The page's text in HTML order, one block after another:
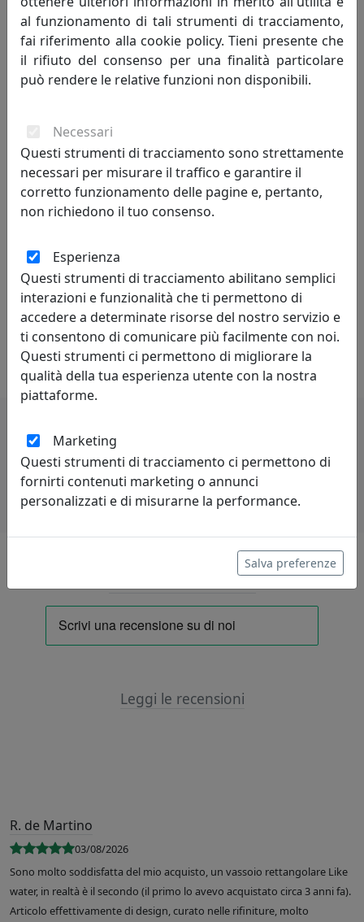
Alla base della intrapresa sono i principi ispiratori di
tutti i comportamenti: Etica ed Arte.
Etica per DE MAJO si declina innanzitutto nella volontà
possano essere dei valori e non dei limiti. Per noi l’etica
si declina anche nella cura del territorio, del benessere
di tutti, dell’aria che ci circonda, delle acque così care e
fragili dell’ ecosistema della laguna veneziana.
si fondono. Un binomio che si autoalimenta e completa,
un binomio fatto di fedeltà al rigore stilistico e libertà
interpretativa. Per noi l’Arte si articola nel bisogno di
affermare la capacità di esprimere attraverso un
semplice manufatto un concetto in grado di emanare
fascino ed emozione.
Potrebbero interessarti
Leggi le recensioni
R. de Martino
03/08/2026
Sono molto soddisfatta del mio acquisto, un vassoio rettangolare Like
water, in realtà è il secondo (il primo lo avevo acquistato circa 3 anni fa).
Articolo effettivamente di design, curato nelle rifiniture, molto
al funzionamento di tali strumenti di tracciamento,
fai riferimento alla cookie policy. Tieni presente che
il rifiuto del consenso per una finalità particolare
può rendere le relative funzioni non disponibili.
Necessari
Questi strumenti di tracciamento sono strettamente
necessari per misurare il traffico e garantire il
corretto funzionamento delle pagine e, pertanto,
non richiedono il tuo consenso.
Esperienza
Questi strumenti di tracciamento abilitano semplici
interazioni e funzionalità che ti permettono di
accedere a determinate risorse del nostro servizio e
ti consentono di comunicare più facilmente con noi.
Questi strumenti ci permettono di migliorare la
qualità della tua esperienza utente con la nostra
piattaforme.
Marketing
Questi strumenti di tracciamento ci permettono di
fornirti contenuti marketing o annunci
personalizzati e di misurarne la performance.
Salva preferenze